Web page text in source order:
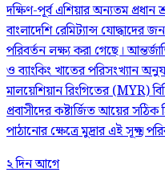
দক্ষিণ-পূর্ব এশিয়ার অন্যতম প্রধান
বাংলাদেশি রেমিট্যান্স যোদ্ধাদের
পরিবর্তন লক্ষ্য করা গেছে।
ও ব্যাংকিং খাতের পরিসংখ্যান
মালয়েশিয়ান রিংগিতের (MYR)
প্রবাসীদের কষ্টার্জিত আয়ের
পাঠানোর ক্ষেত্রে মুদ্রার এই সূক্ষ্ম
২ দিন আগে